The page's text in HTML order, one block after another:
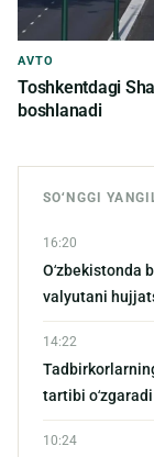
AVTO
Toshkentdagi
boshlanadi
SOʻNGGI
16:20
Oʻzbekistonda
valyutani
14:22
tartibi oʻzgaradi
10:24